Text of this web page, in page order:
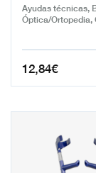
Ayudas técnicas,
Óptica/Ortopedia,
12,84€